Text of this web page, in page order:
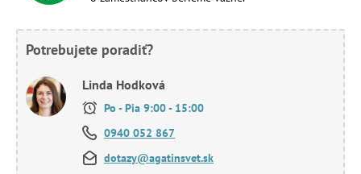
Potrebujete poradiť?
Linda Hodková
Po - Pia 9:00 - 15:00
0940 052 867
dotazy@agatinsvet.sk